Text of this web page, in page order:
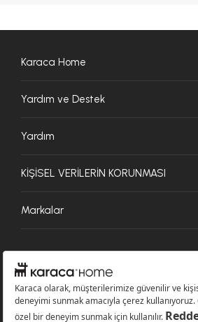
Karaca Home
Yardım ve Destek
Yardım
KİŞİSEL VERİLERİN KORUNMASI
Markalar